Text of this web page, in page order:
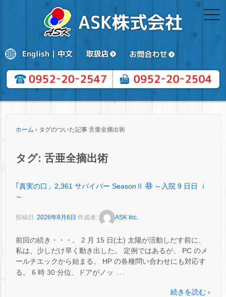
ホーム › タグのついた記事 舌亜全摘出術
タグ: 舌亜全摘出術
｢真実の口」2,361 サバイバー SeasonⅡ ㊹ ～入院 9 日日 ⅰ
～
投稿日: 2026年8月6日 作成者: ASK Inc.
前回の続き・・・。 2 月 15 日(土) 太陽が活動しだす前に、
私は、少しだけ早く動き出した。 定例ではあるが、 PC のメ
ールチエックから始まる。 HP の各種問い合わせにも対応す
る。 6 時 30 分位、ドアがノッ …
続きを読む ›